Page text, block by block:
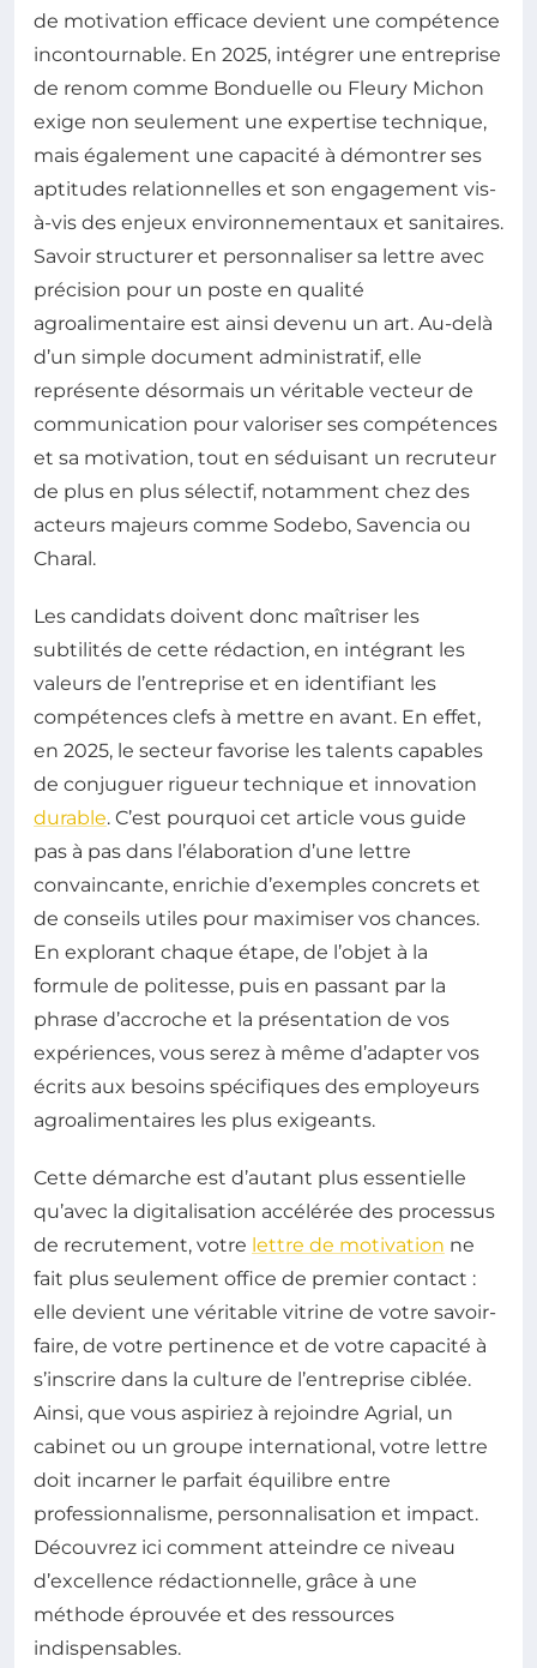
de motivation efficace devient une compétence
incontournable. En 2025, intégrer une entreprise
de renom comme Bonduelle ou Fleury Michon
exige non seulement une expertise technique,
mais également une capacité à démontrer ses
aptitudes relationnelles et son engagement vis-
à-vis des enjeux environnementaux et sanitaires.
Savoir structurer et personnaliser sa lettre avec
précision pour un poste en qualité
agroalimentaire est ainsi devenu un art. Au-delà
d’un simple document administratif, elle
représente désormais un véritable vecteur de
communication pour valoriser ses compétences
et sa motivation, tout en séduisant un recruteur
de plus en plus sélectif, notamment chez des
acteurs majeurs comme Sodebo, Savencia ou
Charal.
Les candidats doivent donc maîtriser les
subtilités de cette rédaction, en intégrant les
valeurs de l’entreprise et en identifiant les
compétences clefs à mettre en avant. En effet,
en 2025, le secteur favorise les talents capables
de conjuguer rigueur technique et innovation
durable. C’est pourquoi cet article vous guide
pas à pas dans l’élaboration d’une lettre
convaincante, enrichie d’exemples concrets et
de conseils utiles pour maximiser vos chances.
En explorant chaque étape, de l’objet à la
formule de politesse, puis en passant par la
phrase d’accroche et la présentation de vos
expériences, vous serez à même d’adapter vos
écrits aux besoins spécifiques des employeurs
agroalimentaires les plus exigeants.
Cette démarche est d’autant plus essentielle
qu’avec la digitalisation accélérée des processus
de recrutement, votre lettre de motivation ne
fait plus seulement office de premier contact :
elle devient une véritable vitrine de votre savoir-
faire, de votre pertinence et de votre capacité à
s’inscrire dans la culture de l’entreprise ciblée.
Ainsi, que vous aspiriez à rejoindre Agrial, un
cabinet ou un groupe international, votre lettre
doit incarner le parfait équilibre entre
professionnalisme, personnalisation et impact.
Découvrez ici comment atteindre ce niveau
d’excellence rédactionnelle, grâce à une
méthode éprouvée et des ressources
indispensables.